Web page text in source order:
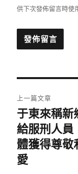
供下次發佈留言時使
章
導
覽
上一篇文章
上
一
篇
文
章:
于東來稱新
給服刑人員
體獲得尊
愛